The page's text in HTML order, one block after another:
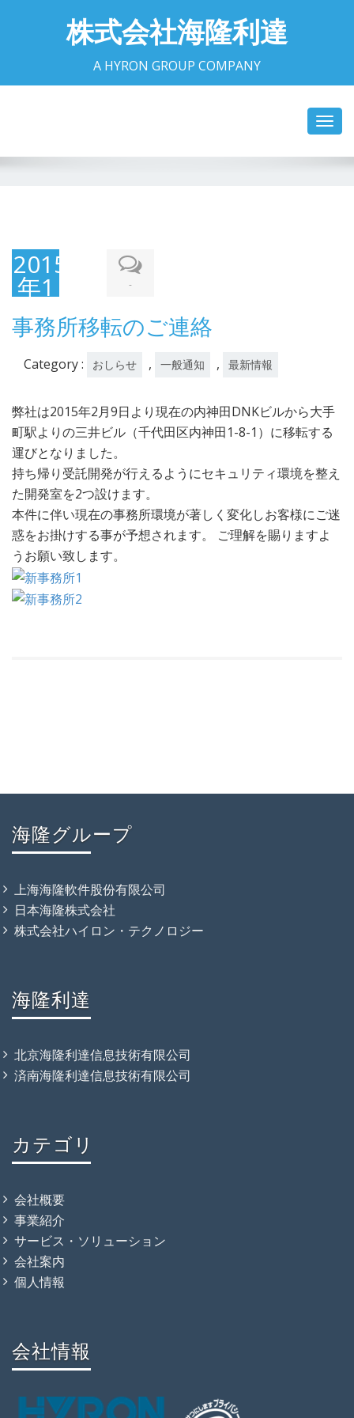
株式会社海隆利達
A HYRON GROUP COMPANY
2015
年1
月6
日
-
事務所移転のご連絡
Category : おしらせ , 一般通知 , 最新情報
弊社は2015年2月9日より現在の内神田DNKビルから大手
町駅よりの三井ビル（千代田区内神田1-8-1）に移転する
運びとなりました。
持ち帰り受託開発が行えるようにセキュリティ環境を整え
た開発室を2つ設けます。
本件に伴い現在の事務所環境が著しく変化しお客様にご迷
惑をお掛けする事が予想されます。 ご理解を賜りますよ
うお願い致します。
海隆グループ
上海海隆軟件股份有限公司
日本海隆株式会社
株式会社ハイロン・テクノロジー
海隆利達
北京海隆利達信息技術有限公司
済南海隆利達信息技術有限公司
カテゴリ
会社概要
事業紹介
サービス・ソリューション
会社案内
個人情報
会社情報